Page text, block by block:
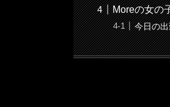
Moreの女の
今日の